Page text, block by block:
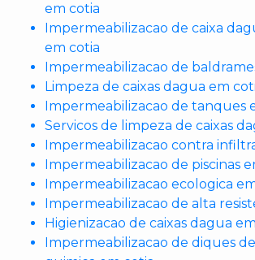
em cotia
Impermeabilizacao de caixa
em cotia
Impermeabilizacao de
Limpeza de caixas dagua em
Impermeabilizacao de tanques
Servicos de limpeza de caixas
Impermeabilizacao contra
Impermeabilizacao de piscinas
Impermeabilizacao ecologica
Impermeabilizacao de alta
Higienizacao de caixas dagua
Impermeabilizacao de diques